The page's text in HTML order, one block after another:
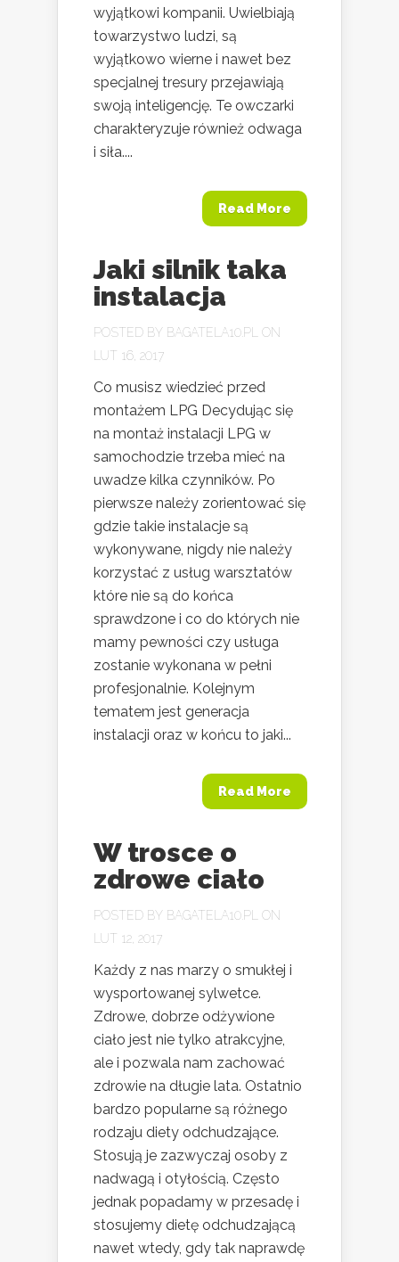
wyjątkowi kompanii. Uwielbiają
towarzystwo ludzi, są
wyjątkowo wierne i nawet bez
specjalnej tresury przejawiają
swoją inteligencję. Te owczarki
charakteryzuje również odwaga
i siła....
Read More
Jaki silnik taka
instalacja
POSTED BY BAGATELA10.PL ON
LUT 16, 2017
Co musisz wiedzieć przed
montażem LPG Decydując się
na montaż instalacji LPG w
samochodzie trzeba mieć na
uwadze kilka czynników. Po
pierwsze należy zorientować się
gdzie takie instalacje są
wykonywane, nigdy nie należy
korzystać z usług warsztatów
które nie są do końca
sprawdzone i co do których nie
mamy pewności czy usługa
zostanie wykonana w pełni
profesjonalnie. Kolejnym
tematem jest generacja
instalacji oraz w końcu to jaki...
Read More
W trosce o
zdrowe ciało
POSTED BY BAGATELA10.PL ON
LUT 12, 2017
Każdy z nas marzy o smukłej i
wysportowanej sylwetce.
Zdrowe, dobrze odżywione
ciało jest nie tylko atrakcyjne,
ale i pozwala nam zachować
zdrowie na długie lata. Ostatnio
bardzo popularne są różnego
rodzaju diety odchudzające.
Stosują je zazwyczaj osoby z
nadwagą i otyłością. Często
jednak popadamy w przesadę i
stosujemy dietę odchudzającą
nawet wtedy, gdy tak naprawdę